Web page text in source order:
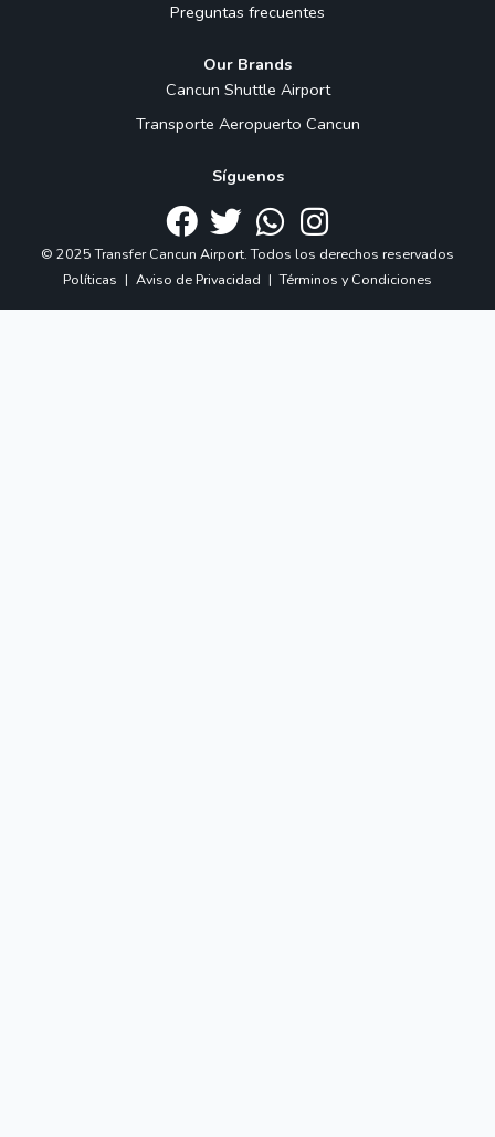
Preguntas frecuentes
Our Brands
Cancun Shuttle Airport
Transporte Aeropuerto Cancun
Síguenos
© 2025 Transfer Cancun Airport. Todos los derechos reservados
Políticas | Aviso de Privacidad | Términos y Condiciones